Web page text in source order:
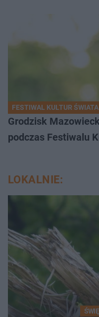
FESTIWAL KULTUR ŚWIATA
Grodzisk
podczas Festiwalu
LOKALNIE: